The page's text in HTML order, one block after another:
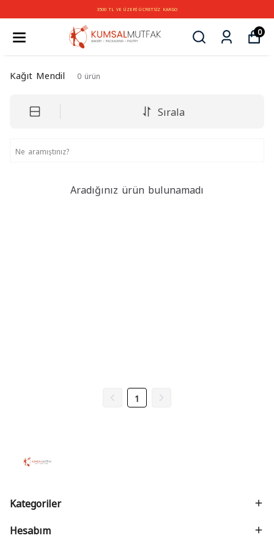
3500 TL VE ÜZERİ ÜCRETSİZ KARGO
0
Kağıt Mendil 0 ürün
Sırala
Aradığınız ürün bulunamadı
1
Kategoriler
Hesabım